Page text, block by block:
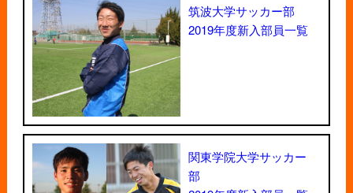
筑波大学サッカー部
2019年度新入部員一覧
関東学院大学サッカー
部